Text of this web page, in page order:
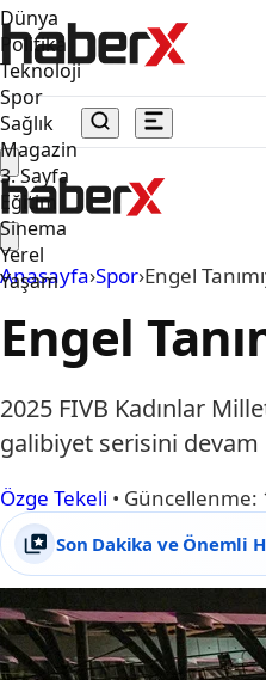
Dünya
Politika
Teknoloji
Spor
Sağlık
Magazin
3. Sayfa
Eğitim
Sinema
Yerel
Yaşam
Anasayfa›Spor›Engel
Engel
2025 FIVB Kadınlar
galibiyet serisini devam
Özge Tekeli • Güncellenme:
Son Dakika ve Önemli